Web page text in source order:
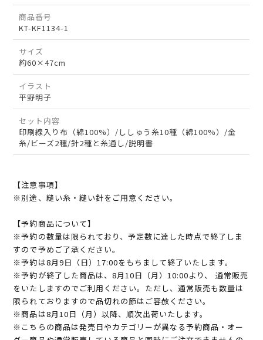
商品番号
KT-KF1134-1
サイズ
約60×47cm
イラスト
平野明子
セット内容
印刷線入り布（綿100%）/ししゅう糸10種（綿100%）/金
糸/ビーズ2種/針2種と糸通し/説明書
【注意事項】
※別途、縫い糸・縫い針をご用意ください。
【予約商品について】
※予約の数量は限られており、予定数に達した時点で終了しま
すので予めご了承ください。
※予約は8月9日（日）17:00をもちまして終了いたします。
※予約が終了した商品は、8月10日（月）10:00より、 通常販売
をいたしますのでご利用ください。ただし、通常販売も数量は
限られておりますので品切れの節はご容赦ください。
※商品は8月10日（月）以降、順次出荷いたします。
※こちらの商品は発売日やカテゴリーが異なる予約商品・オー